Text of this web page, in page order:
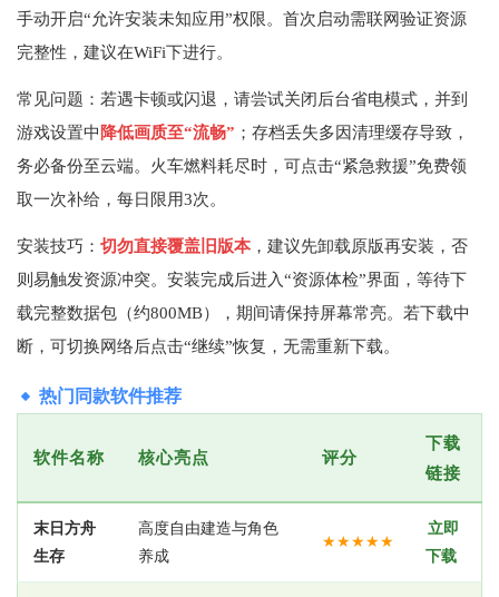
手动开启“允许安装未知应用”权限。首次启动需联网验证资源
完整性，建议在WiFi下进行。
常见问题：若遇卡顿或闪退，请尝试关闭后台省电模式，并到
游戏设置中 降低画质至“流畅” ；存档丢失多因清理缓存导致，
务必备份至云端。火车燃料耗尽时，可点击“紧急救援”免费领
取一次补给，每日限用3次。
安装技巧： 切勿直接覆盖旧版本，建议先卸载原版再安装，否
则易触发资源冲突。安装完成后进入“资源体检”界面，等待下
载完整数据包（约800MB），期间请保持屏幕常亮。若下载中
断，可切换网络后点击“继续”恢复，无需重新下载。
热门同款软件推荐
软件名称 核心亮点 评分
下载
链接
末日方舟
生存
高度自由建造与角色
养成
★★★★★
立即
下载